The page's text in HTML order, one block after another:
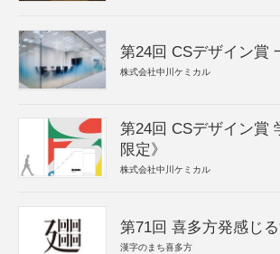
第24回 CSデザイン賞
株式会社中川ケミカル
第24回 CSデザイン賞
限定》
株式会社中川ケミカル
第71回 喜多方発感じ
漢字のまち喜多方